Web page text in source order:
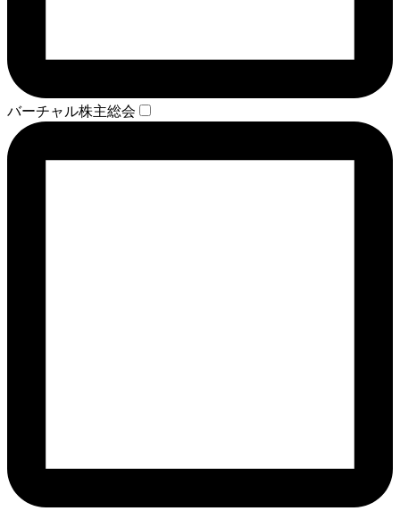
バーチャル株主総会